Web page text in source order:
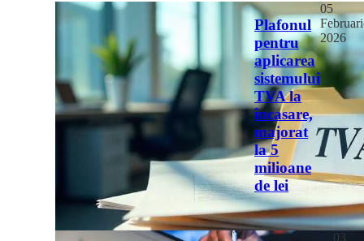
Plafonul
pentru
aplicarea
sistemului
TVA la
încasare,
majorat
la 5
milioane
de lei
05
2026
03